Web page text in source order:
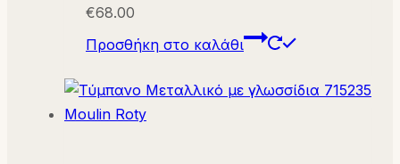
€68.00
Προσθήκη στο καλάθι